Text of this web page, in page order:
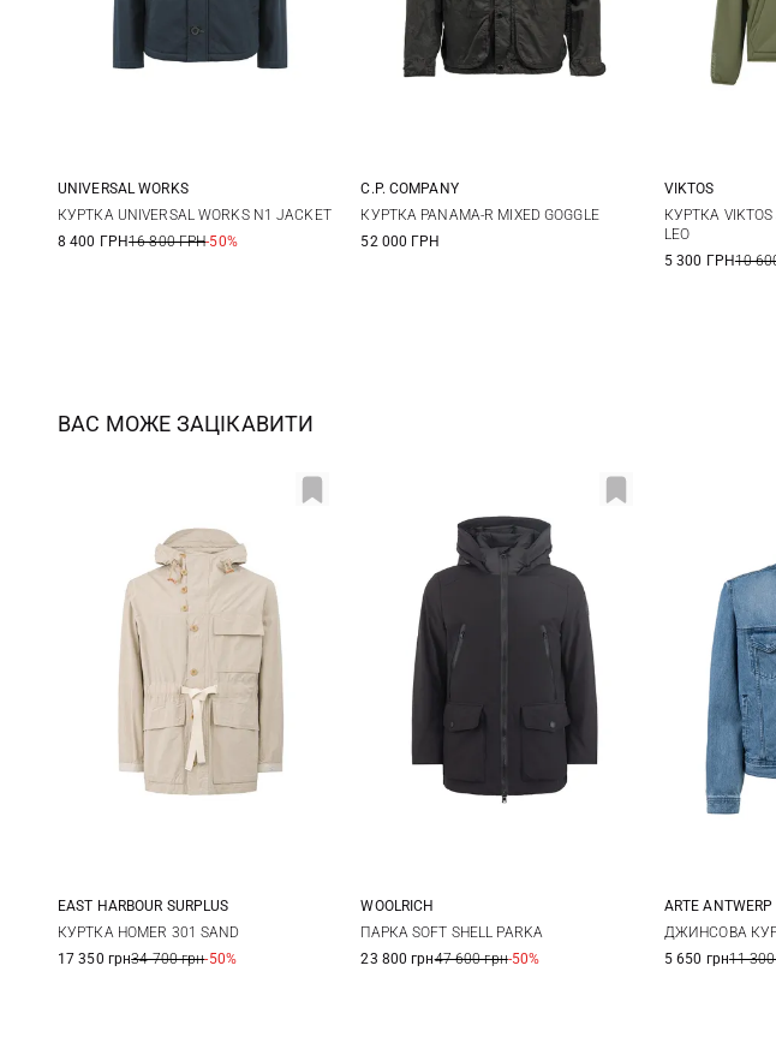
M L XL XXL
UNIVERSAL WORKS
КУРТКА UNIVERSAL WORKS N1 JACKET
8 400 ГРН16 800 ГРН-50%
M L XL XXL
C.P. COMPANY
КУРТКА PANAMA-R MIXED GOGGLE
52 000 ГРН
S M
XXL
VIKTOS
КУРТКА VIKTOS
LEO
5 300 ГРН10
ВАС МОЖЕ ЗАЦІКАВИТИ
46 48 50
EAST HARBOUR SURPLUS
КУРТКА HOMER 301 SAND
17 350 грн34 700 грн-50%
S M L
WOOLRICH
ПАРКА SOFT SHELL PARKA
23 800 грн47 600 грн-50%
S
ARTE ANTWERP
ДЖИНСОВА
5 650 грн11